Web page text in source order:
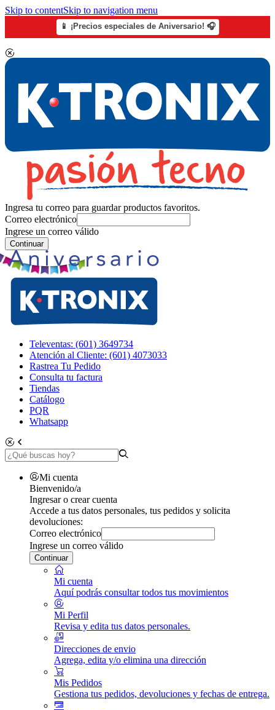
Skip to contentSkip to navigation menu
📱 ¡Precios especiales de Aniversario! 🎧
Ingresa tu correo para guardar productos favoritos.
Correo electrónico
Ingrese un correo válido
Continuar
Televentas: (601) 3649734
Atención al Cliente: (601) 4073033
Rastrea Tu Pedido
Consulta tu factura
Tiendas
Catálogo
PQR
Whatsapp
Mi cuenta
Bienvenido/a
Ingresar o crear cuenta
Accede a tus datos personales, tus pedidos y solicita
devoluciones:
Correo electrónico
Ingrese un correo válido
Continuar
Mi cuenta
Aquí podrás consultar todos tus movimientos
Mi Perfil
Revisa y edita tus datos personales.
Direcciones de envio
Agrega, edita y/o elimina una dirección
Mis Pedidos
Gestiona tus pedidos, devoluciones y fechas de entrega.